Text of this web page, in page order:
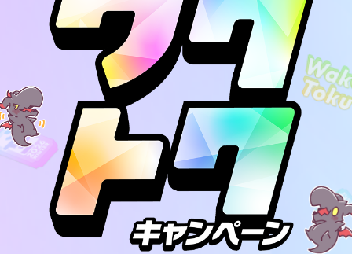
ユーザーサポート
このサイトについて
プライバシーポリシー
商標について